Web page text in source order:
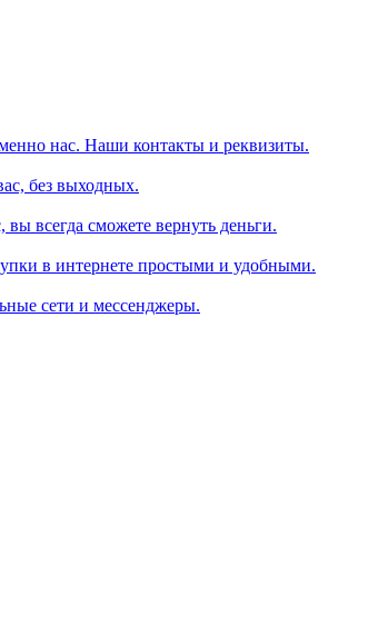
нас. Наши контакты и реквизиты.
без выходных.
всегда сможете вернуть деньги.
в интернете простыми и удобными.
сети и мессенджеры.